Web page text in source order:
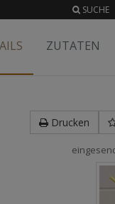
SUCHE
ZUTATEN
Drucken